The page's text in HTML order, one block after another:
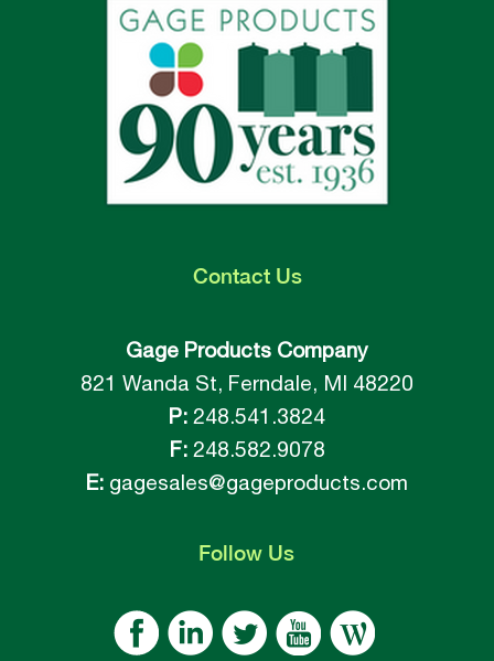
ContactUs
Gage Products Company
821 Wanda St, Ferndale, MI 48220
P: 248.541.3824
F:248.582.9078
E: gagesales@gageproducts.com
Follow Us